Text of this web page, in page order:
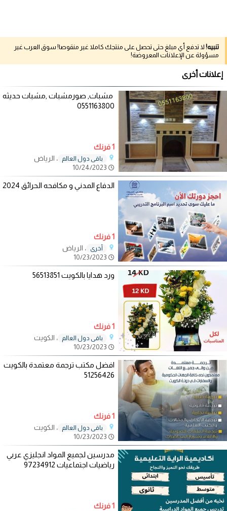
تنبيه! لا تدفع أي مبلغ حتى تحصل على منتجك كاملا غير منقوصا! سوق العرب غير
مسؤولة عن الإعلانات المعروضة!
إعلانات أخرى
مشبات, صورمشبات ,مشبات حديثه
0551163800
1 فرنك
باقي دول العالم
، الرياض
الدفاع المدني و مكافحه الحرائق 2024
1 فرنك
أخرى
، الرياض
ورد هدايا بالكويت 56513851
1 فرنك
باقي دول العالم
، الكويت
افضل مكتب ترجمة معتمدة بالكويت
51256426
1 فرنك
باقي دول العالم
، الكويت
مدرسين لجميع المواد انجليزي عربي
رياضيات اجتماعيات 97234912
1 فرنك